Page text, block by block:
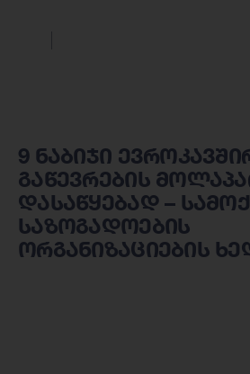
9 ნაბიჯი
გაწევრების
დასაწყებად –
საზოგადოების
ორგანიზაციების